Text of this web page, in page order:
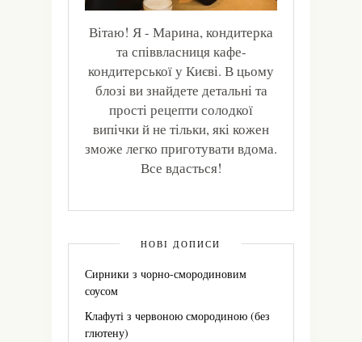
Вітаю! Я - Марина, кондитерка
та співвласниця кафе-
кондитерської у Києві. В цьому
блозі ви знайдете детальні та
прості рецепти солодкої
випічки й не тільки, які кожен
зможе легко приготувати вдома.
Все вдасться!
НОВІ ДОПИСИ
Сирники з чорно-смородиновим
соусом
Клафуті з червоною смородиною (без
глютену)